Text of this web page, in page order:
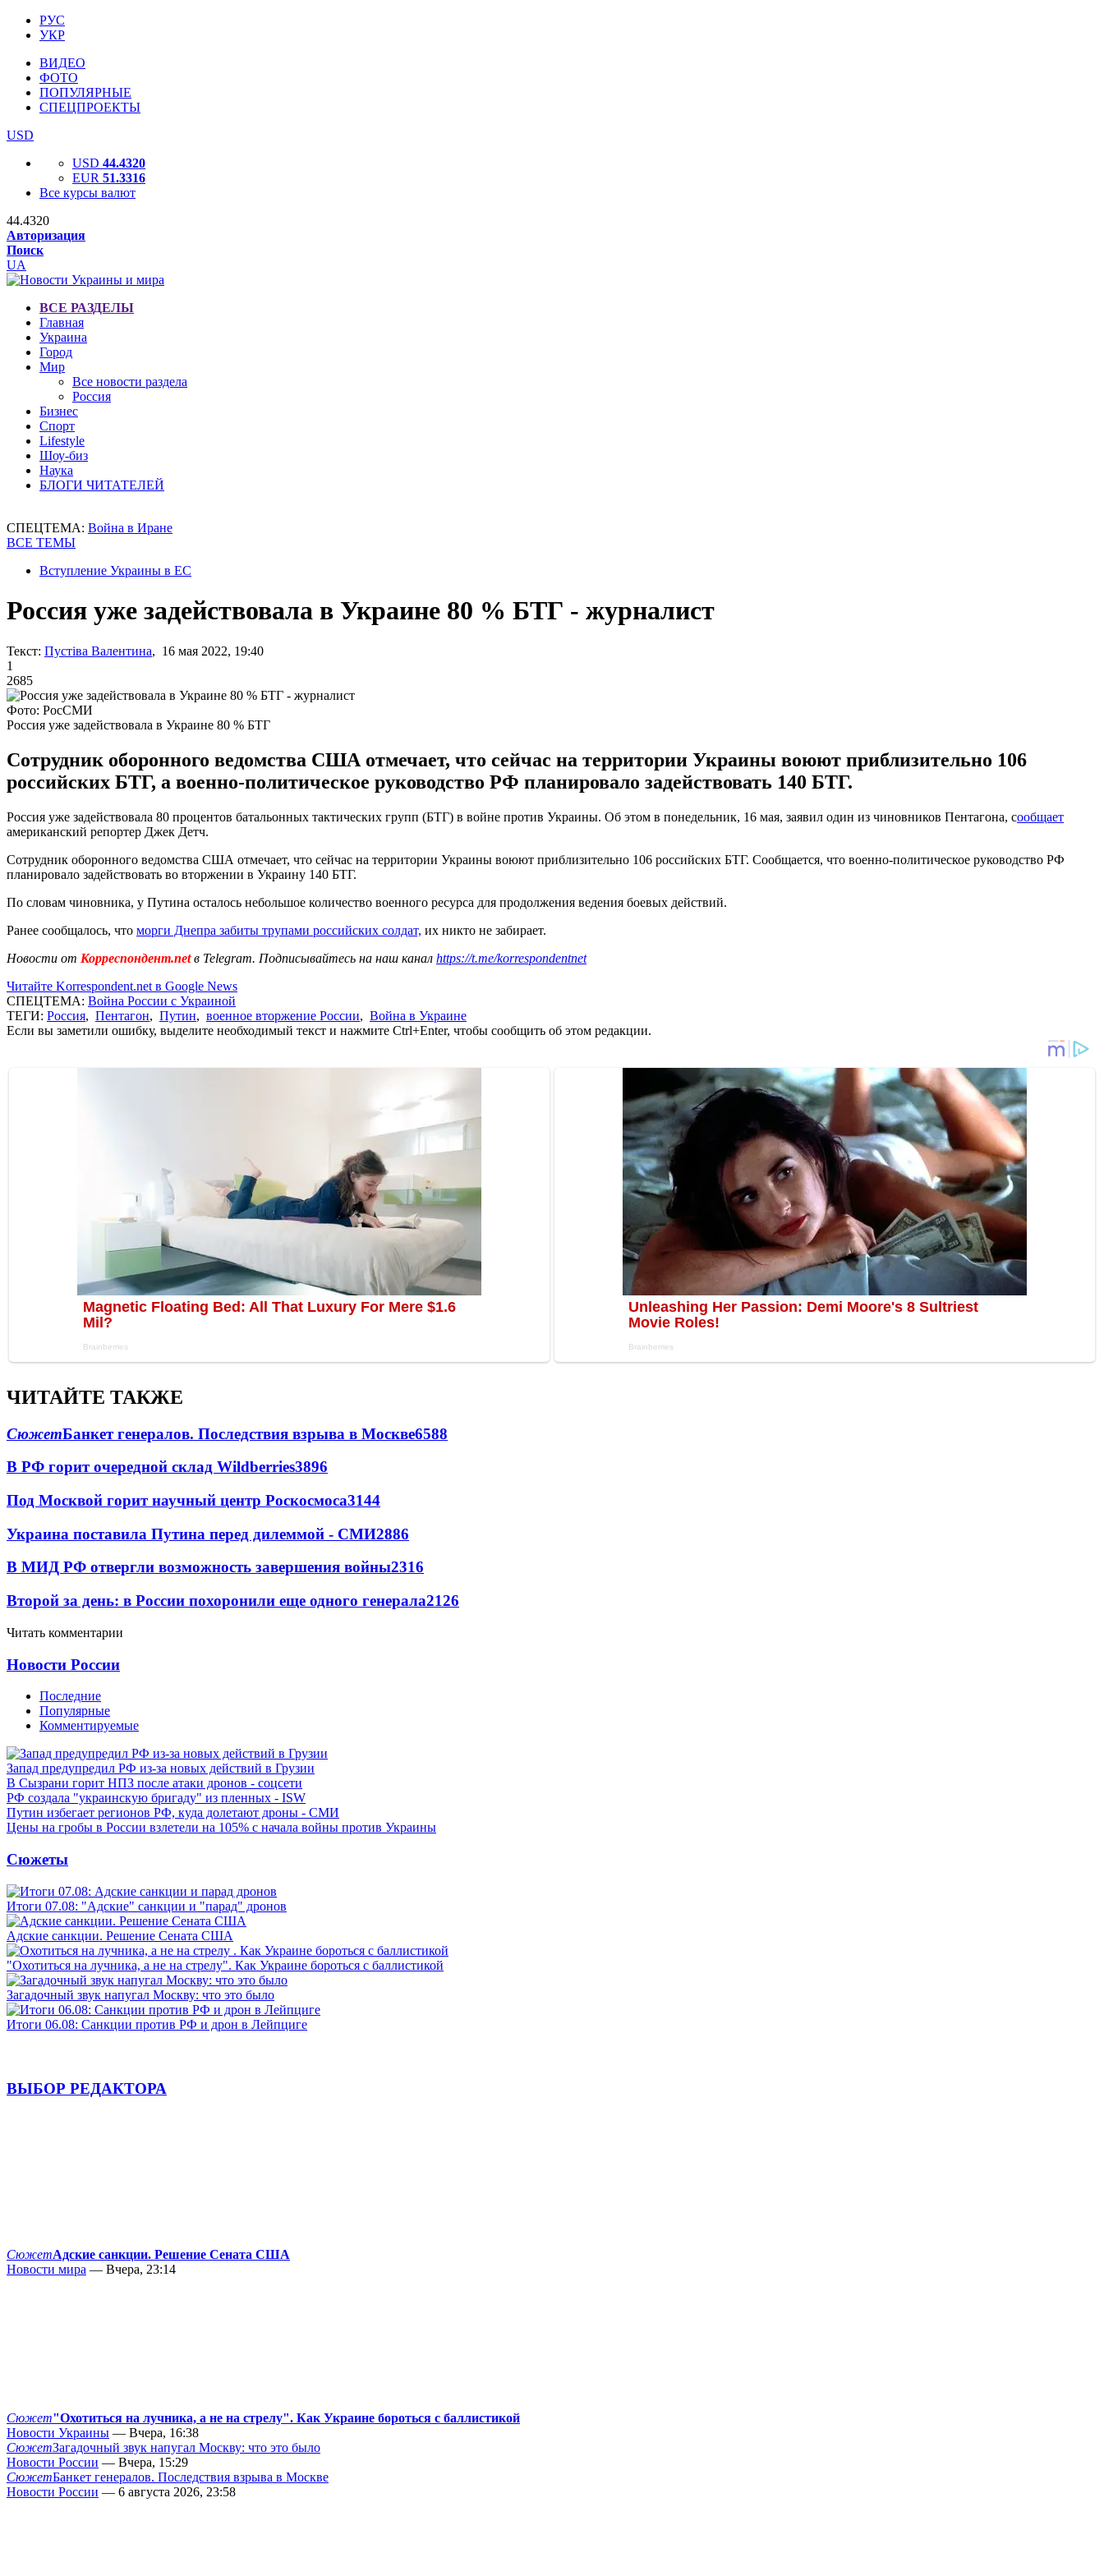
РУС
УКР
ВИДЕО
ФОТО
ПОПУЛЯРНЫЕ
СПЕЦПРОЕКТЫ
USD
USD 44.4320
EUR 51.3316
Все курсы валют
44.4320
Авторизация
Поиск
UA
ВСЕ РАЗДЕЛЫ
Главная
Украина
Город
Мир
Все новости раздела
Россия
Бизнес
Спорт
Lifestyle
Шоу-биз
Наука
БЛОГИ ЧИТАТЕЛЕЙ
СПЕЦТЕМА: Война в Иране
ВСЕ ТЕМЫ
Вступление Украины в ЕС
Россия уже задействовала в Украине 80 % БТГ - журналист
Текст: Пустіва Валентина, 16 мая 2022, 19:40
1
2685
Фото: РосСМИ
Россия уже задействовала в Украине 80 % БТГ
Сотрудник оборонного ведомства США отмечает, что сейчас на территории Украины воюют приблизительно 106
российских БТГ, а военно-политическое руководство РФ планировало задействовать 140 БТГ.
Россия уже задействовала 80 процентов батальонных тактических групп (БТГ) в войне против Украины. Об этом в понедельник, 16 мая, заявил один из чиновников Пентагона, сообщает
американский репортер Джек Детч.
Сотрудник оборонного ведомства США отмечает, что сейчас на территории Украины воюют приблизительно 106 российских БТГ. Сообщается, что военно-политическое руководство РФ
планировало задействовать во вторжении в Украину 140 БТГ.
По словам чиновника, у Путина осталось небольшое количество военного ресурса для продолжения ведения боевых действий.
Ранее сообщалось, что морги Днепра забиты трупами российских солдат, их никто не забирает.
Новости от Корреспондент.netв Telegram. Подписывайтесь на наш канал https://t.me/korrespondentnet
Читайте Korrespondent.net в Google News
СПЕЦТЕМА: Война России с Украиной
ТЕГИ: Россия, Пентагон, Путин, военное вторжение России, Война в Украине
Если вы заметили ошибку, выделите необходимый текст и нажмите Ctrl+Enter, чтобы сообщить об этом редакции.
ЧИТАЙТЕ ТАКЖЕ
СюжетБанкет генералов. Последствия взрыва в Москве6588
В РФ горит очередной склад Wildberries3896
Под Москвой горит научный центр Роскосмоса3144
Украина поставила Путина перед дилеммой - СМИ2886
В МИД РФ отвергли возможность завершения войны2316
Второй за день: в России похоронили еще одного генерала2126
Читать комментарии
Новости России
Последние
Популярные
Комментируемые
Запад предупредил РФ из-за новых действий в Грузии
В Сызрани горит НПЗ после атаки дронов - соцсети
РФ создала "украинскую бригаду" из пленных - ISW
Путин избегает регионов РФ, куда долетают дроны - СМИ
Цены на гробы в России взлетели на 105% с начала войны против Украины
Сюжеты
Итоги 07.08: "Адские" санкции и "парад" дронов
Адские санкции. Решение Сената США
"Охотиться на лучника, а не на стрелу". Как Украине бороться с баллистикой
Загадочный звук напугал Москву: что это было
Итоги 06.08: Санкции против РФ и дрон в Лейпциге
ВЫБОР РЕДАКТОРА
СюжетАдские санкции. Решение Сената США
Новости мира — Вчера, 23:14
Сюжет"Охотиться на лучника, а не на стрелу". Как Украине бороться с баллистикой
Новости Украины — Вчера, 16:38
СюжетЗагадочный звук напугал Москву: что это было
Новости России — Вчера, 15:29
СюжетБанкет генералов. Последствия взрыва в Москве
Новости России — 6 августа 2026, 23:58